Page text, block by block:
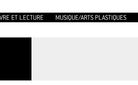
ET LECTURE MUSIQUE/ARTS PLASTIQUES